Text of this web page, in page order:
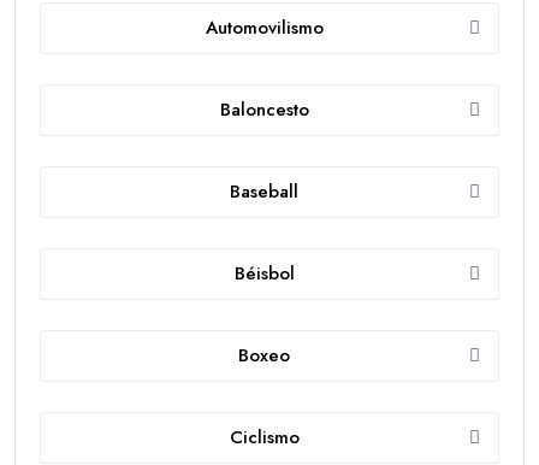
Automovilismo
Baloncesto
Baseball
Béisbol
Boxeo
Ciclismo